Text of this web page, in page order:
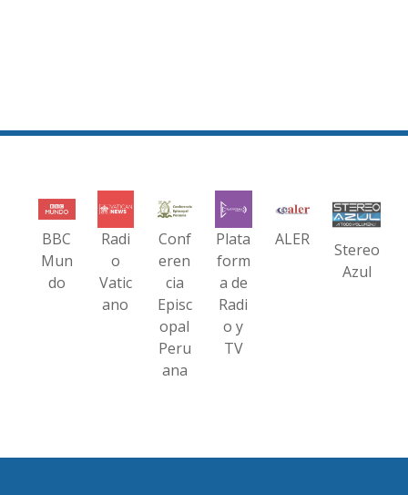
BBC
Mun
do
Radi
o
Vatic
ano
Conf
eren
cia
Episc
opal
Peru
ana
Plata
form
a de
Radi
o y
TV
ALER
Stereo
Azul